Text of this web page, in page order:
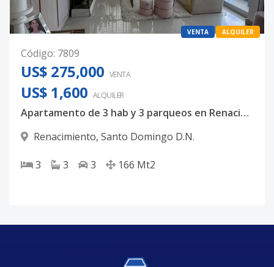
VENTA ALQUILER
Código: 7809
US$ 275,000 VENTA
US$ 1,600 ALQUILER
Apartamento de 3 hab y 3 parqueos en Renacimiento
Renacimiento, Santo Domingo D.N.
3 3 3 166 Mt2